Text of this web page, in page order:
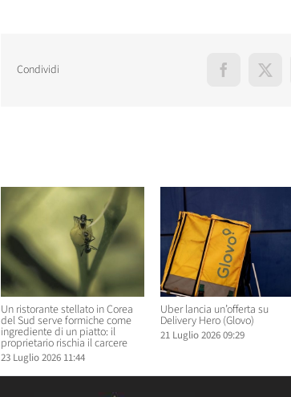
Condividi Facebook
X
Un ristorante stellato in Corea
del Sud serve formiche come
ingrediente di un piatto: il
proprietario rischia il carcere
23 Luglio 2026 11:44
Uber lancia un’offerta su
Delivery Hero (Glovo)
21 Luglio 2026 09:29